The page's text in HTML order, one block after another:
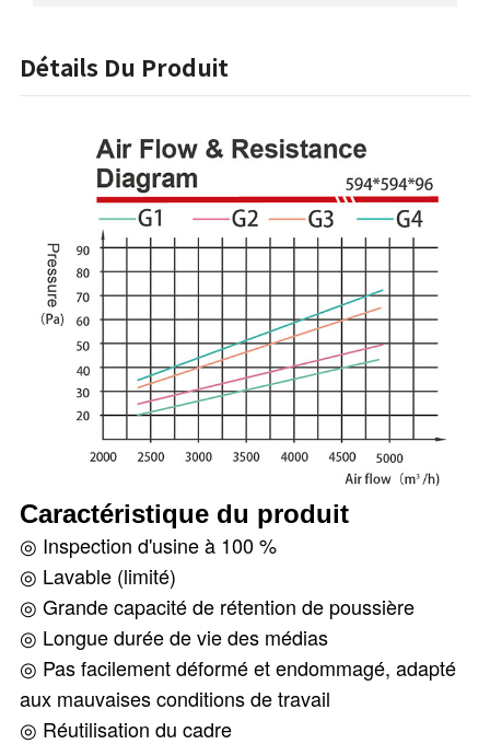
Détails Du Produit
Caractéristique du produit
◎ Inspection d'usine à 100 %
◎ Lavable (limité)
◎ Grande capacité de rétention de poussière
◎ Longue durée de vie des médias
◎ Pas facilement déformé et endommagé, adapté
aux mauvaises conditions de travail
◎ Réutilisation du cadre